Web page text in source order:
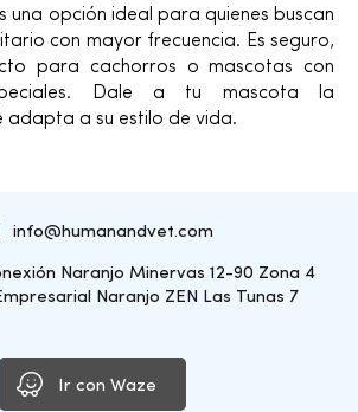
una opción ideal para quienes buscan
con mayor frecuencia. Es seguro,
para cachorros o mascotas con
Dale a tu mascota la
adapta a su estilo de vida.
info@humanandvet.com
Naranjo Minervas 12-90 Zona 4
Naranjo ZEN Las Tunas 7
Ir con Waze